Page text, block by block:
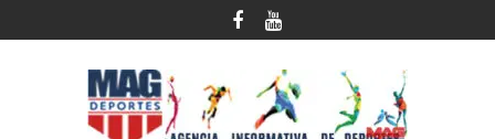
al